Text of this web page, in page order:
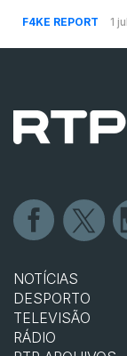
F4KE REPORT 1
NOTÍCIAS
DESPORTO
TELEVISÃO
RÁDIO